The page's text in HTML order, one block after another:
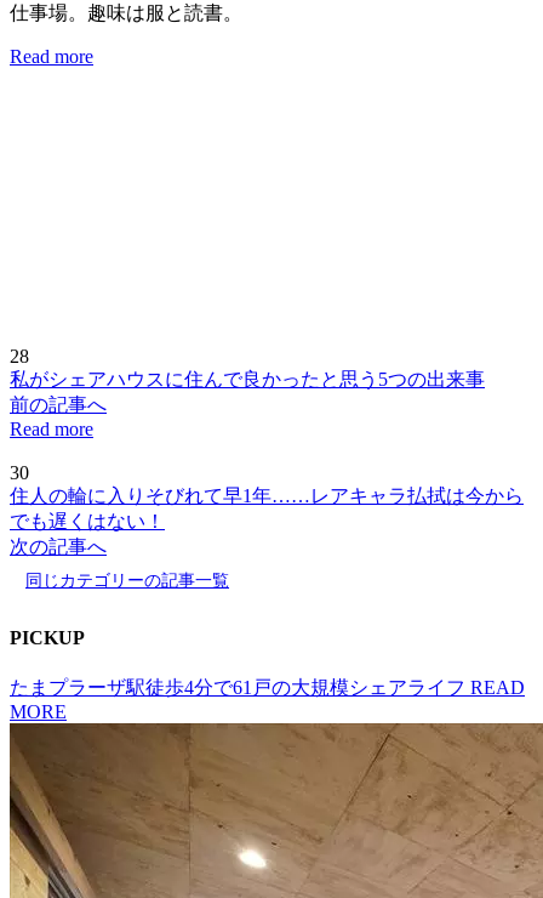
仕事場。趣味は服と読書。
Read more
28
私がシェアハウスに住んで良かったと思う5つの出来事
前の記事へ
Read more
30
住人の輪に入りそびれて早1年……レアキャラ払拭は今から
でも遅くはない！
次の記事へ
同じカテゴリーの記事一覧
PICKUP
たまプラーザ駅徒歩4分で61戸の大規模シェアライフ READ
MORE